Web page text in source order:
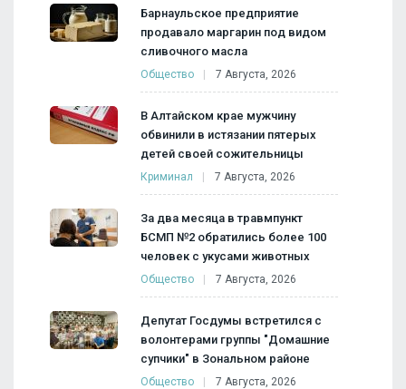
Барнаульское предприятие
продавало маргарин под видом
сливочного масла
Общество 7 Августа, 2026
В Алтайском крае мужчину
обвинили в истязании пятерых
детей своей сожительницы
Криминал 7 Августа, 2026
За два месяца в травмпункт
БСМП №2 обратились более 100
человек с укусами животных
Общество 7 Августа, 2026
Депутат Госдумы встретился с
волонтерами группы "Домашние
супчики" в Зональном районе
Общество 7 Августа, 2026